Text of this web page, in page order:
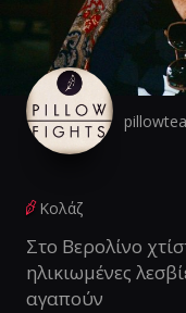
Κολάζ
Στο Βερολίνο
ηλικιωμένες
αγαπούν